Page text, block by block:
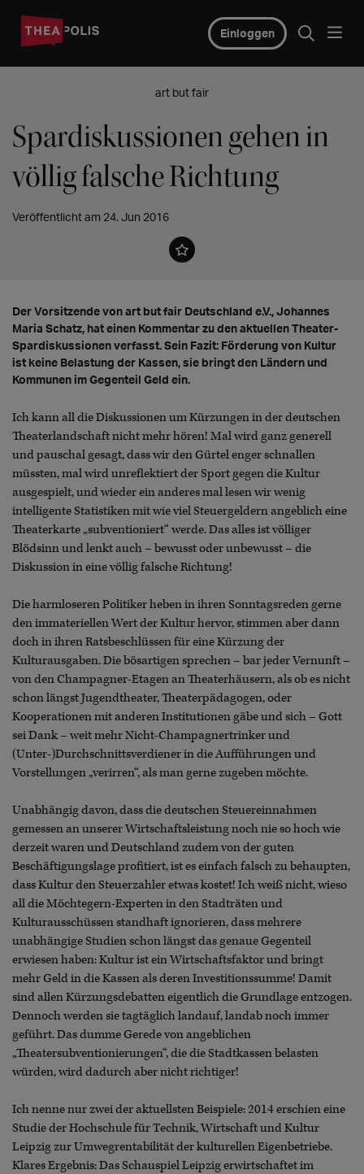
Einloggen
art but fair
Spardiskussionen gehen in
völlig falsche Richtung
Veröffentlicht am 24. Jun 2016
Der Vorsitzende von art but fair Deutschland e.V., Johannes
Maria Schatz, hat einen Kommentar zu den aktuellen Theater-
Spardiskussionen verfasst. Sein Fazit: Förderung von Kultur
ist keine Belastung der Kassen, sie bringt den Ländern und
Kommunen im Gegenteil Geld ein.
Ich kann all die Diskussionen um Kürzungen in der deutschen
Theaterlandschaft nicht mehr hören! Mal wird ganz generell
und pauschal gesagt, dass wir den Gürtel enger schnallen
müssten, mal wird unreflektiert der Sport gegen die Kultur
ausgespielt, und wieder ein anderes mal lesen wir wenig
intelligente Statistiken mit wie viel Steuergeldern angeblich eine
Theaterkarte „subventioniert“ werde. Das alles ist völliger
Blödsinn und lenkt auch – bewusst oder unbewusst – die
Diskussion in eine völlig falsche Richtung!
Die harmloseren Politiker heben in ihren Sonntagsreden gerne
den immateriellen Wert der Kultur hervor, stimmen aber dann
doch in ihren Ratsbeschlüssen für eine Kürzung der
Kulturausgaben. Die bösartigen sprechen – bar jeder Vernunft –
von den Champagner-Etagen an Theaterhäusern, als ob es nicht
schon längst Jugendtheater, Theaterpädagogen, oder
Kooperationen mit anderen Institutionen gäbe und sich – Gott
sei Dank – weit mehr Nicht-Champagnertrinker und
(Unter-)Durchschnittsverdiener in die Aufführungen und
Vorstellungen „verirren“, als man gerne zugeben möchte.
Unabhängig davon, dass die deutschen Steuereinnahmen
gemessen an unserer Wirtschaftsleistung noch nie so hoch wie
derzeit waren und Deutschland zudem von der guten
Beschäftigungslage profitiert, ist es einfach falsch zu behaupten,
dass Kultur den Steuerzahler etwas kostet! Ich weiß nicht, wieso
all die Möchtegern-Experten in den Stadträten und
Kulturausschüssen standhaft ignorieren, dass mehrere
unabhängige Studien schon längst das genaue Gegenteil
erwiesen haben: Kultur ist ein Wirtschaftsfaktor und bringt
mehr Geld in die Kassen als deren Investitionssumme! Damit
sind allen Kürzungsdebatten eigentlich die Grundlage entzogen.
Dennoch werden sie tagtäglich landauf, landab noch immer
geführt. Das dumme Gerede von angeblichen
„Theatersubventionierungen“, die die Stadtkassen belasten
würden, wird dadurch aber nicht richtiger!
Ich nenne nur zwei der aktuellsten Beispiele: 2014 erschien eine
Studie der Hochschule für Technik, Wirtschaft und Kultur
Leipzig zur Umwegrentabilität der kulturellen Eigenbetriebe.
Klares Ergebnis: Das Schauspiel Leipzig erwirtschaftet im